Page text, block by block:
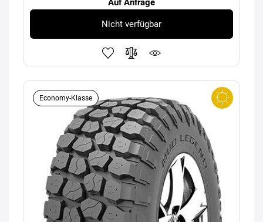
Auf Anfrage
Nicht verfügbar
Economy-Klasse